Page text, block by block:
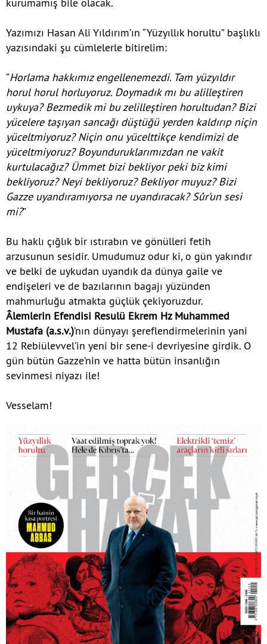
Yazımızı Hasan Ali Yıldırım’ın “Yüzyıllık horultu” başlıklı
yazısındaki şu cümlelerle bitirelim:
“Horlama hakkımız engellenemezdi. Tam yüzyıldır
horul horul horluyoruz. Doymadık mı bu alilleştiren
uykuya? Bezmedik mi bu zelilleştiren horultudan? Bizi
yücelere taşıyan sancağı düştüğü yerden kaldırıp niçin
yüceltmiyoruz? Niçin onu yücelttikçe kendimizi de
yüceltmiyoruz? Boyunduruklarımızdan ne vakit
kurtulacağız? Ümmet bizi bekliyor peki biz kimi
bekliyoruz? Neyi bekliyoruz? Bekliyor muyuz? Bizi
Gazze uyandıramıyorsa ne uyandıracak? Sûr’un sesi
mi?”
Bu haklı çığlık bir ıstırabın ve gönülleri fetih
arzusunun sesidir. Umudumuz odur ki, o gün yakındır
ve belki de uykudan uyandık da dünya gaile ve
endişeleri ve de bazılarının bagajı yüzünden
mahmurluğu atmakta güçlük çekiyoruzdur.
Âlemlerin Efendisi Resulü Ekrem Hz Muhammed
Mustafa (a.s.v.)’nın dünyayı şereflendirmelerinin yani
12 Rebiülevvel’in yeni bir sene-i devriyesine girdik. O
gün bütün Gazze’nin ve hatta bütün insanlığın
sevinmesi niyazı ile!
Vesselam!